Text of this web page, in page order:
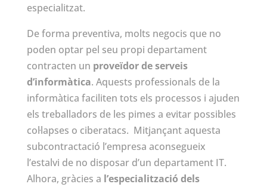
especialitzat.
De forma preventiva, molts negocis que no
poden optar pel seu propi departament
contracten un proveïdor de serveis
d’informàtica. Aquests professionals de la
informàtica faciliten tots els processos i ajuden
els treballadors de les pimes a evitar possibles
col·lapses o ciberatacs. Mitjançant aquesta
subcontractació l’empresa aconsegueix
l’estalvi de no disposar d’un departament IT.
Alhora, gràcies a l’especialització dels